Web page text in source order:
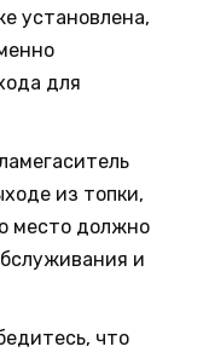
установлена,
для
из топки,
место должно
и
что